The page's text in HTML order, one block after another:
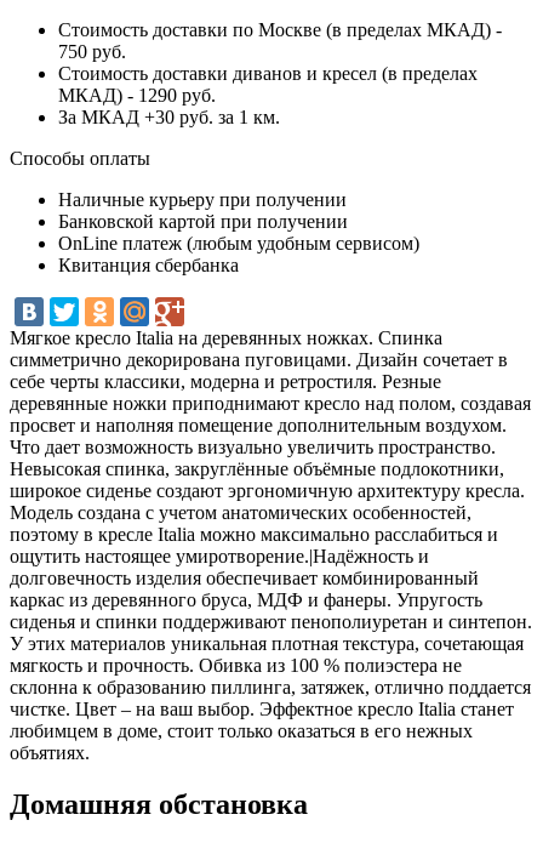
Стоимость доставки по Москве (в пределах МКАД) -
750 руб.
Стоимость доставки диванов и кресел (в пределах
МКАД) - 1290 руб.
За МКАД +30 руб. за 1 км.
Способы оплаты
Наличные курьеру при получении
Банковской картой при получении
OnLine платеж (любым удобным сервисом)
Квитанция сбербанка
Мягкое кресло Italia на деревянных ножках. Спинка
симметрично декорирована пуговицами. Дизайн сочетает в
себе черты классики, модерна и ретростиля. Резные
деревянные ножки приподнимают кресло над полом, создавая
просвет и наполняя помещение дополнительным воздухом.
Что дает возможность визуально увеличить пространство.
Невысокая спинка, закруглённые объёмные подлокотники,
широкое сиденье создают эргономичную архитектуру кресла.
Модель создана с учетом анатомических особенностей,
поэтому в кресле Italia можно максимально расслабиться и
ощутить настоящее умиротворение.|Надёжность и
долговечность изделия обеспечивает комбинированный
каркас из деревянного бруса, МДФ и фанеры. Упругость
сиденья и спинки поддерживают пенополиуретан и синтепон.
У этих материалов уникальная плотная текстура, сочетающая
мягкость и прочность. Обивка из 100 % полиэстера не
склонна к образованию пиллинга, затяжек, отлично поддается
чистке. Цвет – на ваш выбор. Эффектное кресло Italia станет
любимцем в доме, стоит только оказаться в его нежных
объятиях.
Домашняя обстановка